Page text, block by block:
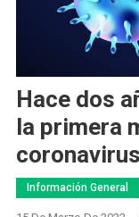
Hace dos
la primera
Información General